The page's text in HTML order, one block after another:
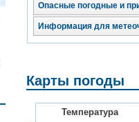
Опасные погодные и
Информация для
Карты погоды
Температура